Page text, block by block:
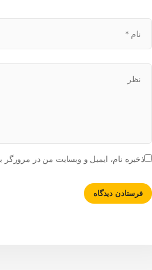
ذخیره نام، ایمیل و وبسایت من در مرورگر